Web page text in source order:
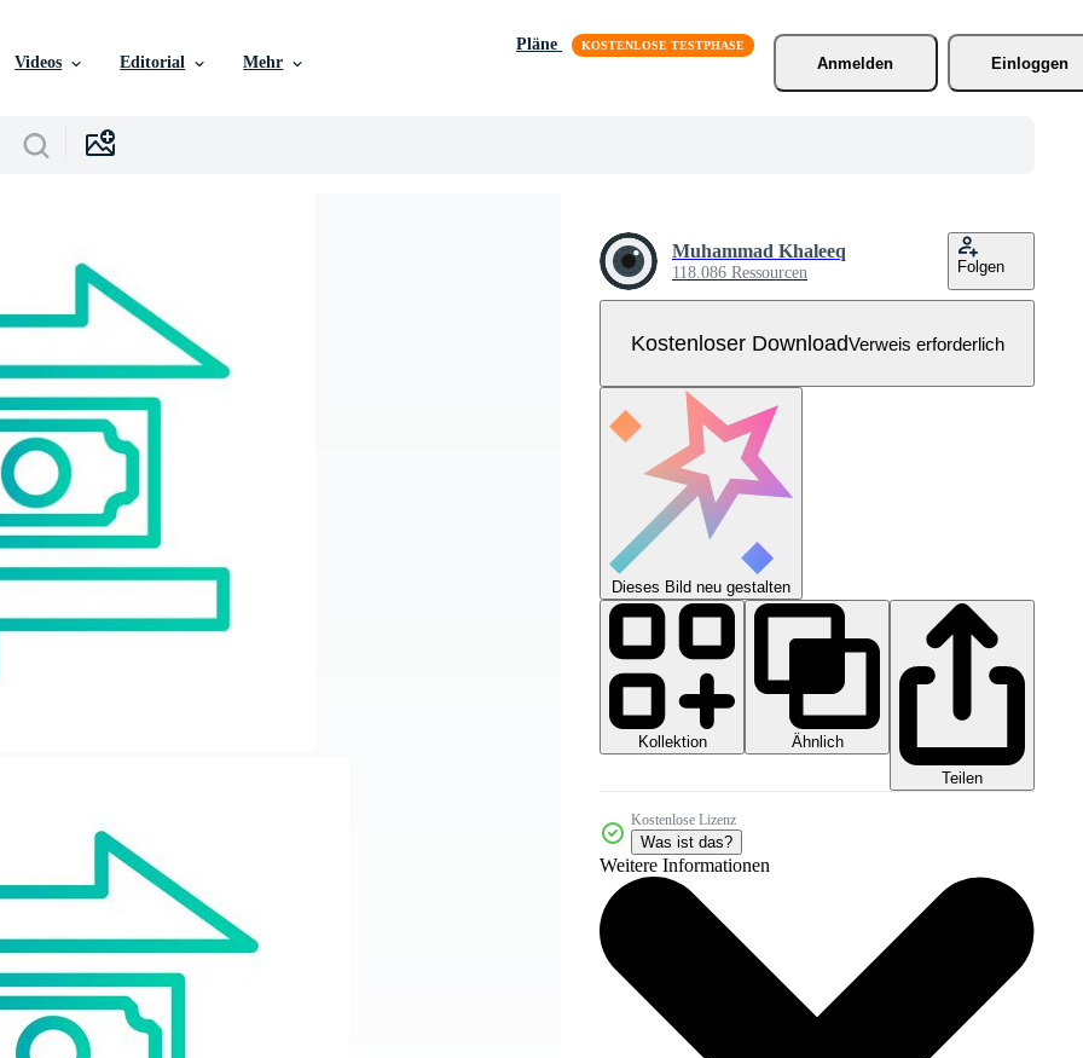
Videos Editorial Mehr
Pläne
Anmelden
Einloggen
Muhammad Khaleeq
118.086 Ressourcen Folgen
Kostenloser DownloadVerweis erforderlich
Dieses Bild neu gestalten
Kollektion
Ähnlich
Teilen
Kostenlose Lizenz
Was ist das?
Weitere Informationen